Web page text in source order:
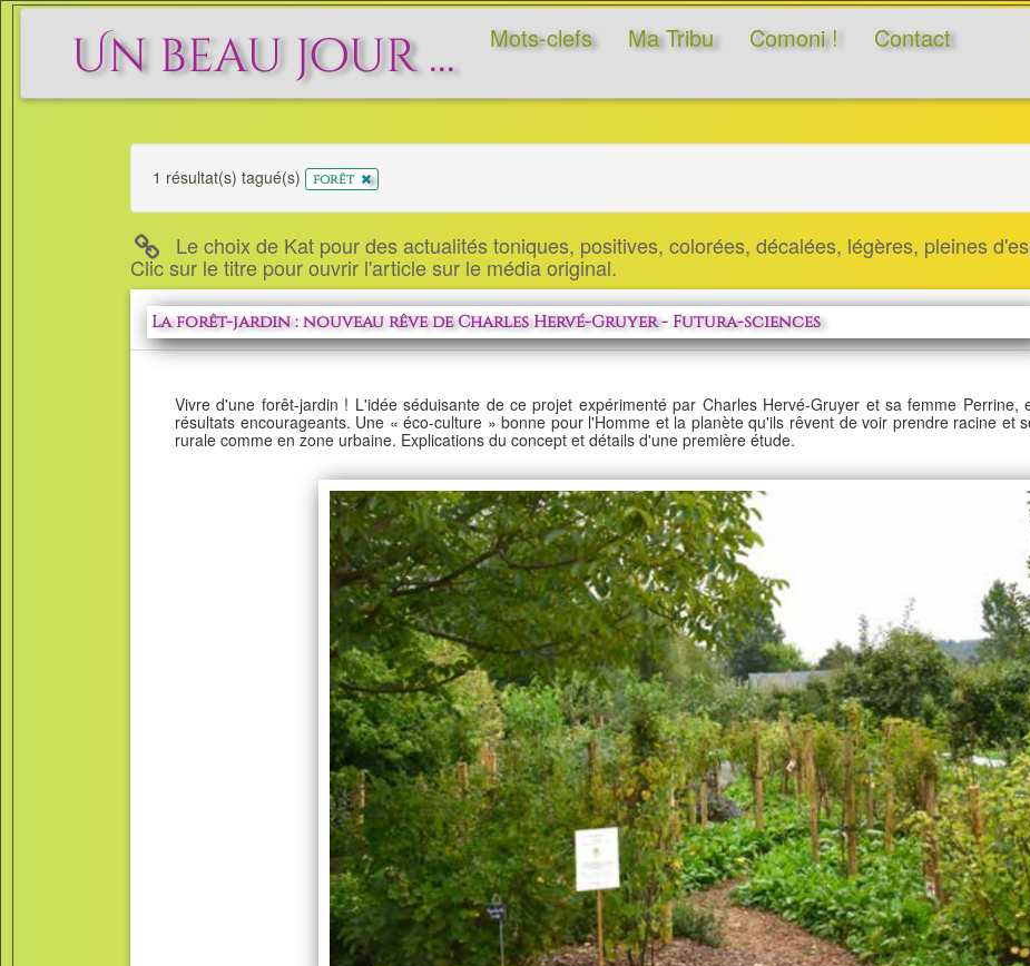
Un beau jour ... Mots-clefs Ma Tribu Comoni ! Contact
1 résultat(s) tagué(s) forêt x
Le choix de Kat pour des actualités toniques, positives, colorées, décalées, légères, pleines
Clic sur le titre pour ouvrir l'article sur le média original.
La forêt-jardin : nouveau rêve de Charles Hervé-Gruyer - Futura-sciences
Vivre d'une forêt-jardin ! L'idée séduisante de ce projet expérimenté par Charles Hervé-Gruyer et sa femme Perrine,
résultats encourageants. Une « éco-culture » bonne pour l'Homme et la planète qu'ils rêvent de voir prendre racine et
rurale comme en zone urbaine. Explications du concept et détails d'une première étude.